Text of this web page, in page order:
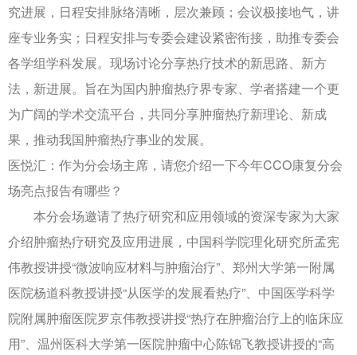
究进展，日程安排脉络清晰，层次兼顾；会议极接地气，讲
座专业务实；日程安排与专委会建设紧密衔接，助推专委会
各学组学科发展。现场讨论分享热疗技术的新思路、新方
法，新进展。旨在为国内肿瘤热疗界专家、学者搭建一个更
为广阔的学术交流平台，共同分享肿瘤热疗新理论、新成
果，推动我国肿瘤热疗事业的发展。
医悦汇：作为分会场主席，请您介绍一下今年CCO康复分会
场亮点报告有哪些？
本分会场邀请了热疗研究和应用领域的资深专家为大家
介绍肿瘤热疗研究及应用进展，中国科学院理化研究所孟宪
伟教授讲授“微波响应材料与肿瘤治疗”、郑州大学第一附属
医院杨道科教授讲授“从医学的发展看热疗”、中国医学科学
院附属肿瘤医院罗京伟教授讲授“热疗在肿瘤治疗上的临床应
用”、温州医科大学第一医院肿瘤中心陈锦飞教授讲授的“高